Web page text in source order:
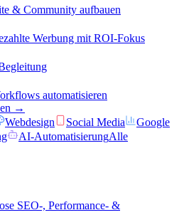
& Community aufbauen
Werbung mit ROI-Fokus
automatisieren
→
Webdesign Social Media
Google
AI-AutomatisierungAlle
SEO-, Performance- &